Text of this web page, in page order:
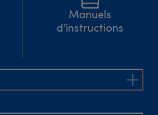
Manuels
d’instructions